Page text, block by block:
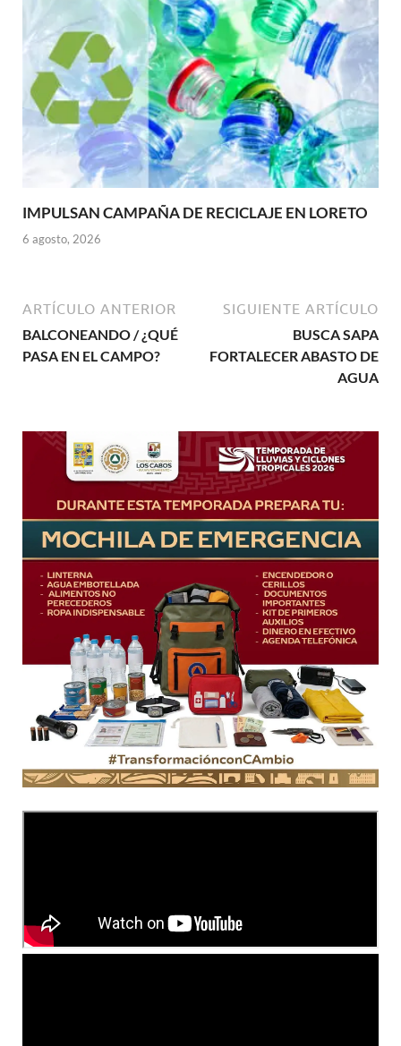
IMPULSAN CAMPAÑA DE RECICLAJE EN LORETO
6 agosto, 2026
ARTÍCULO ANTERIOR
BALCONEANDO / ¿QUÉ
PASA EN EL CAMPO?
SIGUIENTE ARTÍCULO
BUSCA SAPA
FORTALECER ABASTO DE
AGUA